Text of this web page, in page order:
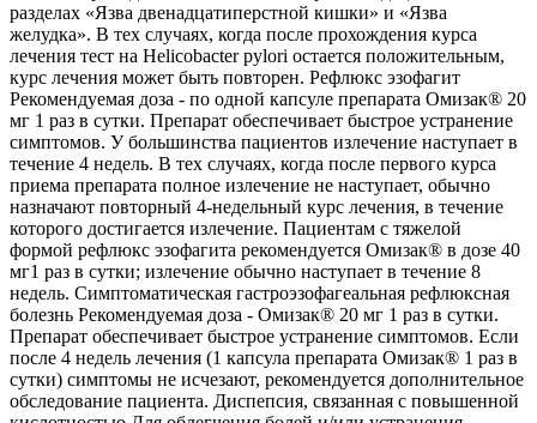
разделах «Язва двенадцатиперстной кишки» и «Язва
желудка». В тех случаях, когда после прохождения курса
лечения тест на Helicobacter pylori остается положительным,
курс лечения может быть повторен. Рефлюкс эзофагит
Рекомендуемая доза - по одной капсуле препарата Омизак® 20
мг 1 раз в сутки. Препарат обеспечивает быстрое устранение
симптомов. У большинства пациентов излечение наступает в
течение 4 недель. В тех случаях, когда после первого курса
приема препарата полное излечение не наступает, обычно
назначают повторный 4-недельный курс лечения, в течение
которого достигается излечение. Пациентам с тяжелой
формой рефлюкс эзофагита рекомендуется Омизак® в дозе 40
мг1 раз в сутки; излечение обычно наступает в течение 8
недель. Симптоматическая гастроэзофагеальная рефлюксная
болезнь Рекомендуемая доза - Омизак® 20 мг 1 раз в сутки.
Препарат обеспечивает быстрое устранение симптомов. Если
после 4 недель лечения (1 капсула препарата Омизак® 1 раз в
сутки) симптомы не исчезают, рекомендуется дополнительное
обследование пациента. Диспепсия, связанная с повышенной